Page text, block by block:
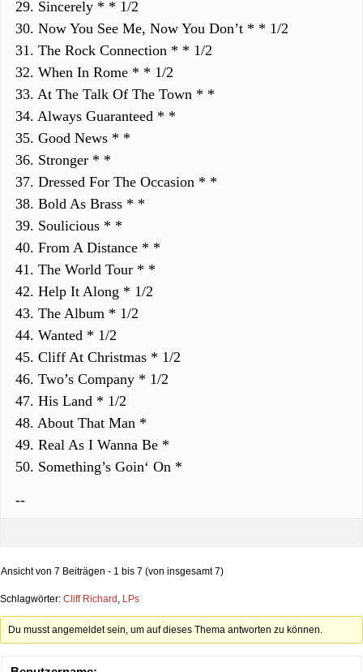
29. Sincerely * * 1/2
30. Now You See Me, Now You Don’t * * 1/2
31. The Rock Connection * * 1/2
32. When In Rome * * 1/2
33. At The Talk Of The Town * *
34. Always Guaranteed * *
35. Good News * *
36. Stronger * *
37. Dressed For The Occasion * *
38. Bold As Brass * *
39. Soulicious * *
40. From A Distance * *
41. The World Tour * *
42. Help It Along * 1/2
43. The Album * 1/2
44. Wanted * 1/2
45. Cliff At Christmas * 1/2
46. Two’s Company * 1/2
47. His Land * 1/2
48. About That Man *
49. Real As I Wanna Be *
50. Something’s Goin‘ On *
--
Ansicht von 7 Beiträgen - 1 bis 7 (von insgesamt 7)
Schlagwörter: Cliff Richard , LPs
Du musst angemeldet sein, um auf dieses Thema antworten zu können.